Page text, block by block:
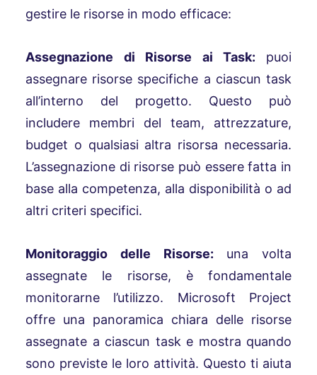
gestire le risorse in modo efficace:
Assegnazione di Risorse ai Task: puoi
assegnare risorse specifiche a ciascun task
all’interno del progetto. Questo può
includere membri del team, attrezzature,
budget o qualsiasi altra risorsa necessaria.
L’assegnazione di risorse può essere fatta in
base alla competenza, alla disponibilità o ad
altri criteri specifici.
Monitoraggio delle Risorse: una volta
assegnate le risorse, è fondamentale
monitorarne l’utilizzo. Microsoft Project
offre una panoramica chiara delle risorse
assegnate a ciascun task e mostra quando
sono previste le loro attività. Questo ti aiuta